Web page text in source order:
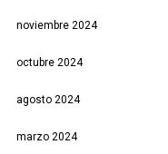
noviembre 2024
octubre 2024
agosto 2024
marzo 2024